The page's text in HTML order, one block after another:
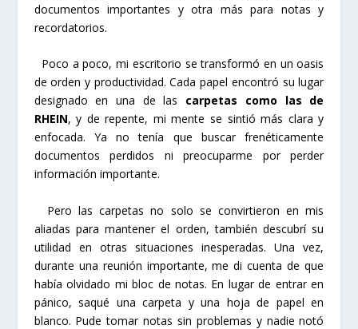
documentos importantes y otra más para notas y
recordatorios.
Poco a poco, mi escritorio se transformó en un oasis
de orden y productividad. Cada papel encontró su lugar
designado en una de las carpetas
como las de
RHEIN, y de repente, mi mente se sintió más clara y
enfocada. Ya no tenía que buscar frenéticamente
documentos perdidos ni preocuparme por perder
información importante.
Pero las carpetas no solo se convirtieron en mis
aliadas para mantener el orden, también descubrí su
utilidad en otras situaciones inesperadas. Una vez,
durante una reunión importante, me di cuenta de que
había olvidado mi bloc de notas. En lugar de entrar en
pánico, saqué una carpeta y una hoja de papel en
blanco. Pude tomar notas sin problemas y nadie notó